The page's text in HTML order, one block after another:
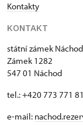
Kontakty
KONTAKT
státní zámek Náchod
Zámek 1282
547 01 Náchod
tel.: +420 773 771
e-mail: